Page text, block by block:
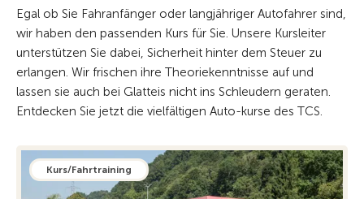
Egal ob Sie Fahranfänger oder langjähriger Autofahrer sind,
wir haben den passenden Kurs für Sie. Unsere Kursleiter
unterstützen Sie dabei, Sicherheit hinter dem Steuer zu
erlangen. Wir frischen ihre Theoriekenntnisse auf und
lassen sie auch bei Glatteis nicht ins Schleudern geraten.
Entdecken Sie jetzt die vielfältigen Auto-kurse des TCS.
Kurs/Fahrtraining